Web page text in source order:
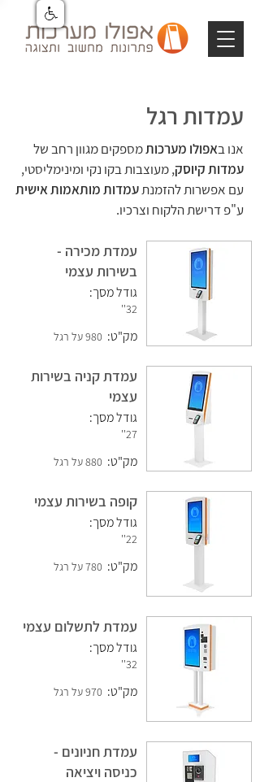
עמדות רגל
אנו באפולו מערכותמספקים מגוון רחב של
עמדות קיוסק, מעוצבות בקו נקי ומינימליסטי,
עם אפשרות להזמנתעמדות מותאמות אישית
ע"פ דרישת הלקוח וצרכיו.
עמדת מכירה -
בשירות עצמי
גודל מסך:
32''
980 על רגל מק"ט:
עמדת קניה בשירות
עצמי
גודל מסך:
27''
880 על רגל מק"ט:
קופה בשירות עצמי
גודל מסך:
22''
780 על רגל מק"ט:
עמדת לתשלום עצמי
גודל מסך:
32''
970 על רגל מק"ט:
עמדת חניונים -
כניסה ויציאה